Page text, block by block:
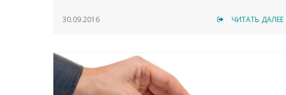
30.09.2016 ЧИТАТЬ ДАЛЕЕ